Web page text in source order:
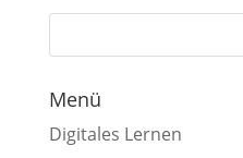
Menü
Digitales Lernen